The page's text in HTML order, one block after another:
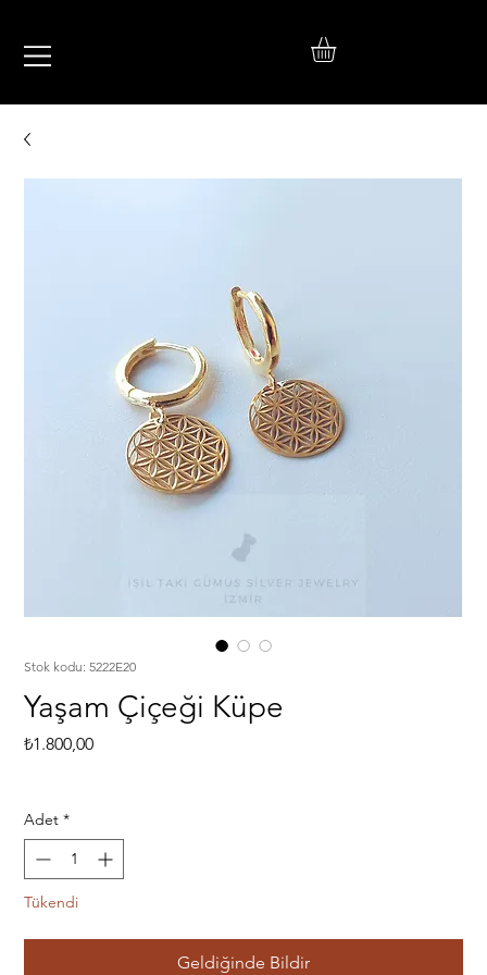
TAKI
Stok kodu: 5222E20
Yaşam Çiçeği Küpe
₺1.800,00Fiyat
Adet *
Tükendi
Geldiğinde Bildir